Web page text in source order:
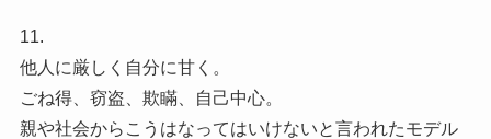
11.
他人に厳しく自分に甘く。
ごね得、窃盗、欺瞞、自己中心。
親や社会からこうはなってはいけないと言われたモデル